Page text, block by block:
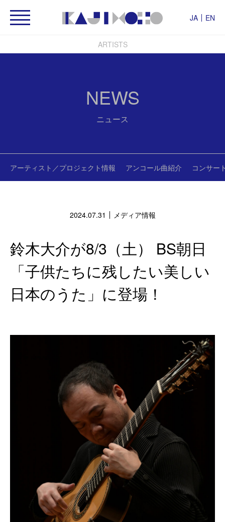
JA EN
ARTISTS
NEWS
ニュース
アーティスト／プロジェクト情報 アンコール曲紹介 コンサー
2024.07.31 メディア情報
鈴木大介が8/3（土） BS朝日
「子供たちに残したい美しい
日本のうた」に登場！